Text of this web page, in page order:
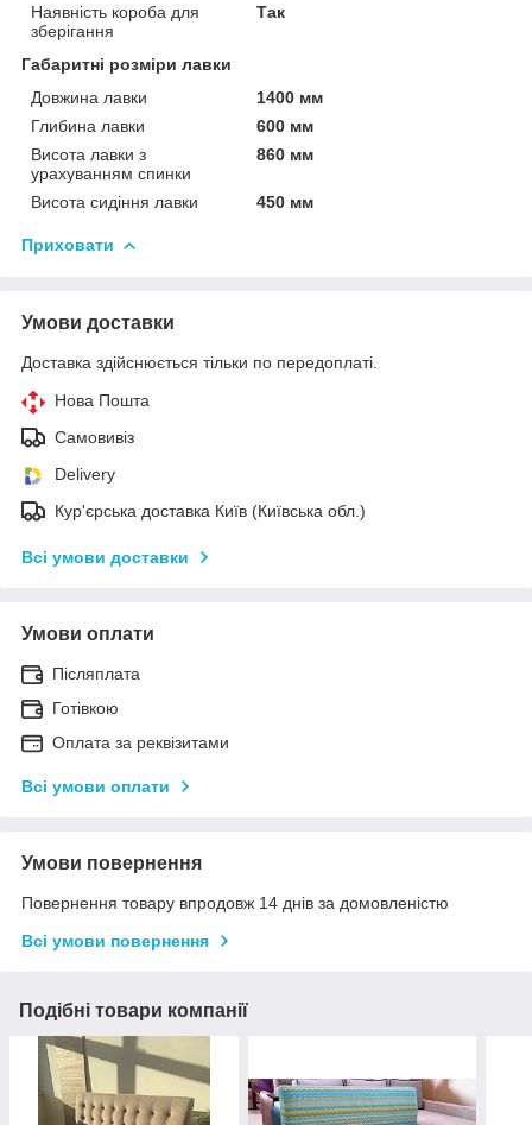
Наявність короба для
зберігання
Так
Габаритні розміри лавки
Довжина лавки
1400 мм
Глибина лавки
600 мм
Висота лавки з
урахуванням спинки
860 мм
Висота сидіння лавки 450 мм
Приховати
Умови доставки
Доставка здійснюється тільки по передоплаті.
Нова Пошта
Самовивіз
Delivery
Кур'єрська доставка Київ (Київська обл.)
Всі умови доставки
Умови оплати
Післяплата
Готівкою
Оплата за реквізитами
Всі умови оплати
Умови повернення
Повернення товару впродовж 14 днів за домовленістю
Всі умови повернення
Подібні товари компанії